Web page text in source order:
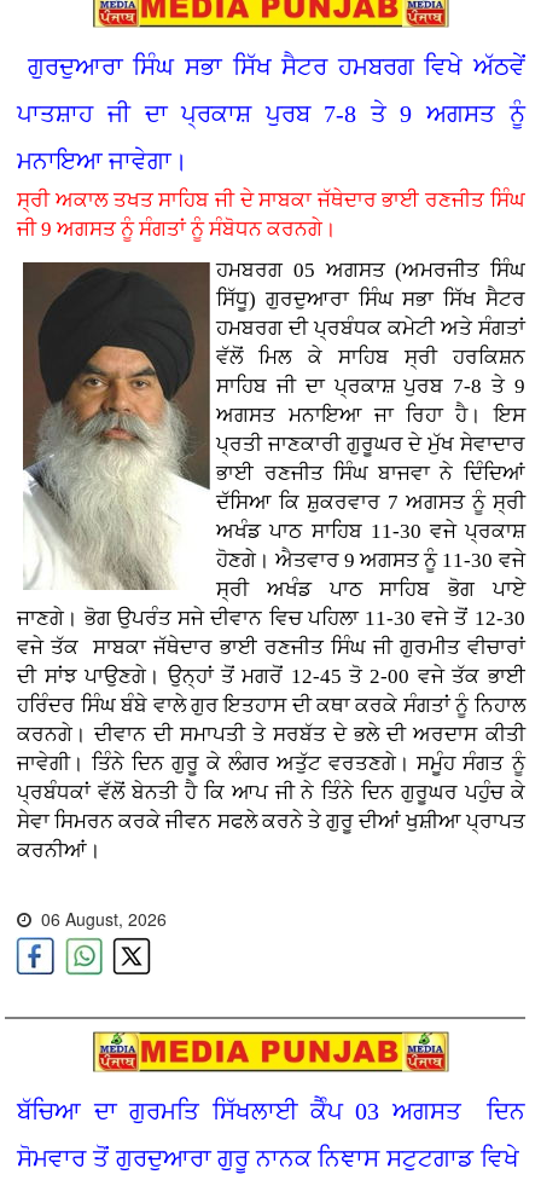
ਗੁਰਦੁਆਰਾ ਸਿੰਘ ਸਭਾ ਸਿੱਖ ਸੈਟਰ ਹਮਬਰਗ ਵਿਖੇ ਅੱਠਵੇਂ
ਪਾਤਸ਼ਾਹ ਜੀ ਦਾ ਪ੍ਰਕਾਸ਼ ਪੁਰਬ 7-8 ਤੇ 9 ਅਗਸਤ ਨੂੰ
ਮਨਾਇਆ ਜਾਵੇਗਾ।
ਸ੍ਰੀ ਅਕਾਲ ਤਖਤ ਸਾਹਿਬ ਜੀ ਦੇ ਸਾਬਕਾ ਜੱਥੇਦਾਰ ਭਾਈ ਰਣਜੀਤ ਸਿੰਘ
ਜੀ 9 ਅਗਸਤ ਨੂੰ ਸੰਗਤਾਂ ਨੂੰ ਸੰਬੋਧਨ ਕਰਨਗੇ।
ਹਮਬਰਗ 05 ਅਗਸਤ (ਅਮਰਜੀਤ ਸਿੰਘ
ਸਿੱਧੂ) ਗੁਰਦੁਆਰਾ ਸਿੰਘ ਸਭਾ ਸਿੱਖ ਸੈਟਰ
ਹਮਬਰਗ ਦੀ ਪ੍ਰਬੰਧਕ ਕਮੇਟੀ ਅਤੇ ਸੰਗਤਾਂ
ਵੱਲੋਂ ਮਿਲ ਕੇ ਸਾਹਿਬ ਸ੍ਰੀ ਹਰਕਿਸ਼ਨ
ਸਾਹਿਬ ਜੀ ਦਾ ਪ੍ਰਕਾਸ਼ ਪੁਰਬ 7-8 ਤੇ 9
ਅਗਸਤ ਮਨਾਇਆ ਜਾ ਰਿਹਾ ਹੈ। ਇਸ
ਪ੍ਰਤੀ ਜਾਣਕਾਰੀ ਗੁਰੂਘਰ ਦੇ ਮੁੱਖ ਸੇਵਾਦਾਰ
ਭਾਈ ਰਣਜੀਤ ਸਿੰਘ ਬਾਜਵਾ ਨੇ ਦਿੰਦਿਆਂ
ਦੱਸਿਆ ਕਿ ਸ਼ੁਕਰਵਾਰ 7 ਅਗਸਤ ਨੂੰ ਸ੍ਰੀ
ਅਖੰਡ ਪਾਠ ਸਾਹਿਬ 11-30 ਵਜੇ ਪ੍ਰਕਾਸ਼
ਹੋਣਗੇ। ਐਤਵਾਰ 9 ਅਗਸਤ ਨੂੰ 11-30 ਵਜੇ
ਸ੍ਰੀ ਅਖੰਡ ਪਾਠ ਸਾਹਿਬ ਭੋਗ ਪਾਏ
ਜਾਣਗੇ। ਭੋਗ ਉਪਰੰਤ ਸਜੇ ਦੀਵਾਨ ਵਿਚ ਪਹਿਲਾ 11-30 ਵਜੇ ਤੋਂ 12-30
ਵਜੇ ਤੱਕ ਸਾਬਕਾ ਜੱਥੇਦਾਰ ਭਾਈ ਰਣਜੀਤ ਸਿੰਘ ਜੀ ਗੁਰਮੀਤ ਵੀਚਾਰਾਂ
ਦੀ ਸਾਂਝ ਪਾਉਣਗੇ। ਉਨ੍ਹਾਂ ਤੋਂ ਮਗਰੋਂ 12-45 ਤੋ 2-00 ਵਜੇ ਤੱਕ ਭਾਈ
ਹਰਿੰਦਰ ਸਿੰਘ ਬੰਬੇ ਵਾਲੇ ਗੁਰ ਇਤਹਾਸ ਦੀ ਕਥਾ ਕਰਕੇ ਸੰਗਤਾਂ ਨੂੰ ਨਿਹਾਲ
ਕਰਨਗੇ। ਦੀਵਾਨ ਦੀ ਸਮਾਪਤੀ ਤੇ ਸਰਬੱਤ ਦੇ ਭਲੇ ਦੀ ਅਰਦਾਸ ਕੀਤੀ
ਜਾਵੇਗੀ। ਤਿੰਨੇ ਦਿਨ ਗੁਰੂ ਕੇ ਲੰਗਰ ਅਤੁੱਟ ਵਰਤਣਗੇ। ਸਮੂੰਹ ਸੰਗਤ ਨੂੰ
ਪ੍ਰਬੰਧਕਾਂ ਵੱਲੋਂ ਬੇਨਤੀ ਹੈ ਕਿ ਆਪ ਜੀ ਨੇ ਤਿੰਨੇ ਦਿਨ ਗੁਰੂਘਰ ਪਹੁੰਚ ਕੇ
ਸੇਵਾ ਸਿਮਰਨ ਕਰਕੇ ਜੀਵਨ ਸਫਲੇ ਕਰਨੇ ਤੇ ਗੁਰੂ ਦੀਆਂ ਖੁਸ਼ੀਆ ਪ੍ਰਾਪਤ
ਕਰਨੀਆਂ।
06 August, 2026
ਬੱਚਿਆ ਦਾ ਗੁਰਮਤਿ ਸਿੱਖਲਾਈ ਕੈੰਪ 03 ਅਗਸਤ ਦਿਨ
ਸੋਮਵਾਰ ਤੋਂ ਗੁਰਦੁਆਰਾ ਗੁਰੂ ਨਾਨਕ ਨਿਞਾਸ ਸਟੁਟਗਾਡ ਵਿਖੇ